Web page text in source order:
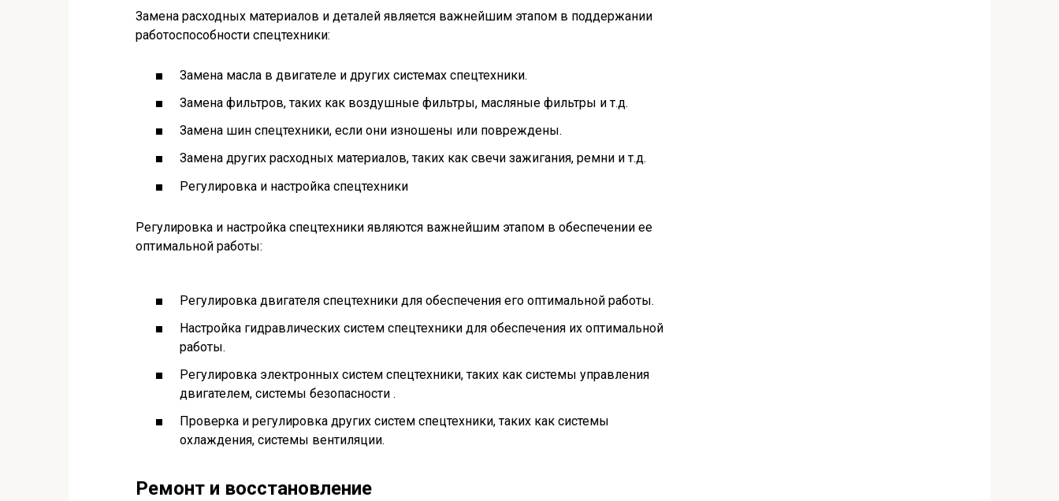
Замена расходных материалов и деталей является важнейшим этапом в поддержании
работоспособности спецтехники:
Замена масла в двигателе и других системах спецтехники.
Замена фильтров, таких как воздушные фильтры, масляные фильтры и т.д.
Замена шин спецтехники, если они изношены или повреждены.
Замена других расходных материалов, таких как свечи зажигания, ремни и т.д.
Регулировка и настройка спецтехники
Регулировка и настройка спецтехники являются важнейшим этапом в обеспечении ее
оптимальной работы:
Регулировка двигателя спецтехники для обеспечения его оптимальной работы.
Настройка гидравлических систем спецтехники для обеспечения их оптимальной
работы.
Регулировка электронных систем спецтехники, таких как системы управления
двигателем, системы безопасности .
Проверка и регулировка других систем спецтехники, таких как системы
охлаждения, системы вентиляции.
Ремонт и восстановление